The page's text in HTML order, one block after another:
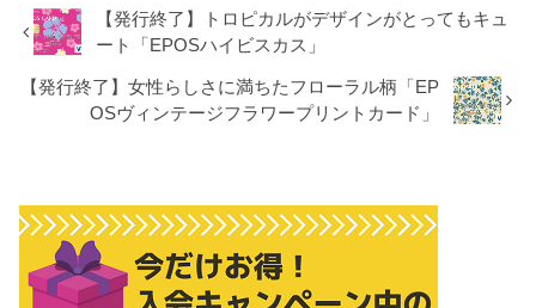
【発行終了】トロピカルがデザインがとってもキュ
ート「EPOSハイビスカス」
【発行終了】女性らしさに満ちたフローラル柄「EP
OSヴィンテージフラワープリントカード」